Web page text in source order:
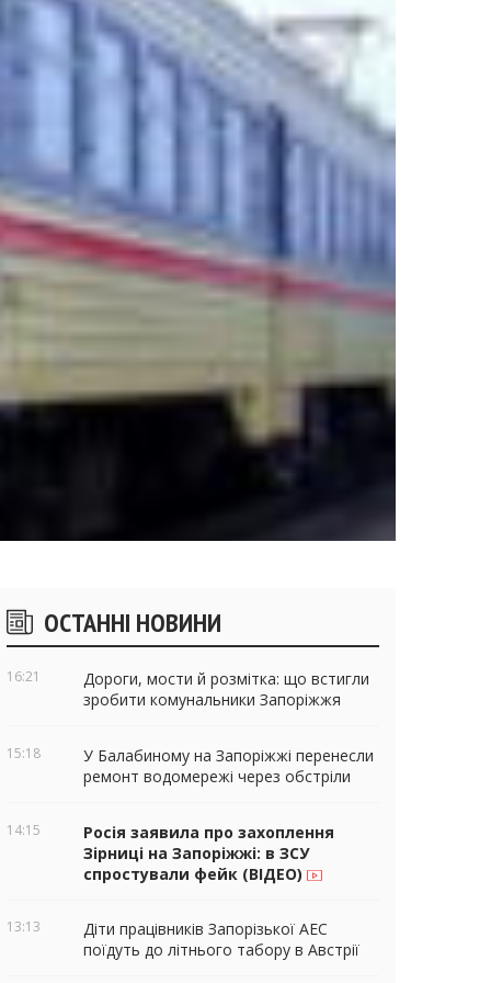
Бічні
віджети
ОСТАННІ НОВИНИ
16:21
Дороги, мости й розмітка: що встигли
зробити комунальники Запоріжжя
15:18
У Балабиному на Запоріжжі перенесли
ремонт водомережі через обстріли
14:15
Росія заявила про захоплення
Зірниці на Запоріжжі: в ЗСУ
спростували фейк (ВІДЕО)
13:13
Діти працівників Запорізької АЕС
поїдуть до літнього табору в Австрії